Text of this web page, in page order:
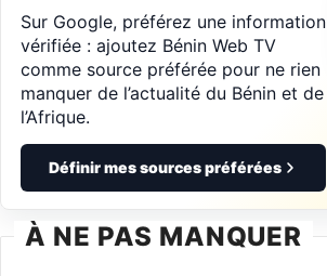
Sur Google, préférez une information
vérifiée : ajoutez Bénin Web TV
comme source préférée pour ne rien
manquer de l’actualité du Bénin et de
l’Afrique.
Définir mes sources préférées
À NE PAS MANQUER